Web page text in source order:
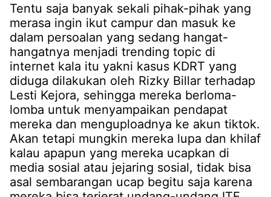
Tentu saja banyak sekali pihak-pihak yang
merasa ingin ikut campur dan masuk ke
dalam persoalan yang sedang hangat-
hangatnya menjadi trending topic di
internet kala itu yakni kasus KDRT yang
diduga dilakukan oleh Rizky Billar terhadap
Lesti Kejora, sehingga mereka berloma-
lomba untuk menyampaikan pendapat
mereka dan menguploadnya ke akun tiktok.
Akan tetapi mungkin mereka lupa dan khilaf
kalau apapun yang mereka ucapkan di
media sosial atau jejaring sosial, tidak bisa
asal sembarangan ucap begitu saja karena